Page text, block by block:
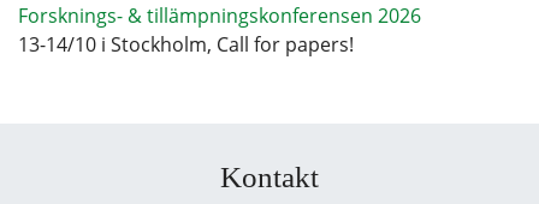
Forsknings- & tillämpningskonferensen 2026
13-14/10 i Stockholm, Call for papers!
Kontakt